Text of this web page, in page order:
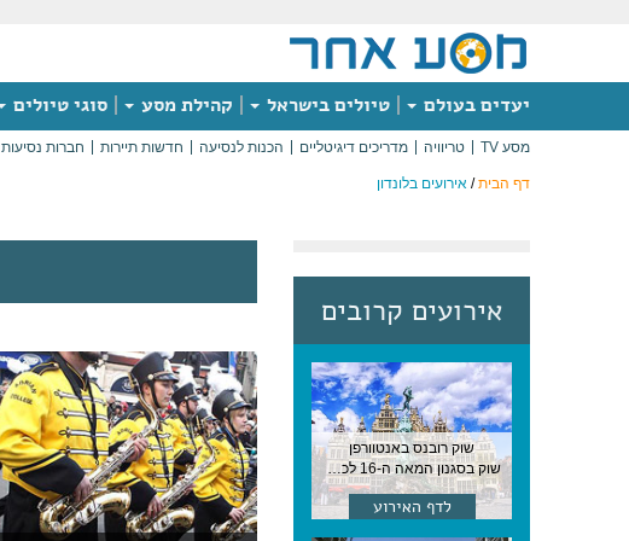
יעדים בעולם טיולים בישראל קהילת מסע סוגי טיולים
מסע TV טריוויה מדריכים דיגיטליים הכנות לנסיעה חדשות תיירות חברות נסיעות
דף הבית/ אירועים בלונדון
אירועים קרובים
שוק רובנס באנטוורפן
שוק בסגנון המאה ה-16 לכבודו של הצייר המפורסם, בן העיר, נערך ב-15 באוגוסט באנטוורפן
לדף האירוע